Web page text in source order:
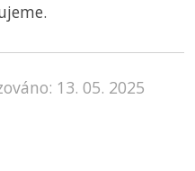
13. 05. 2025